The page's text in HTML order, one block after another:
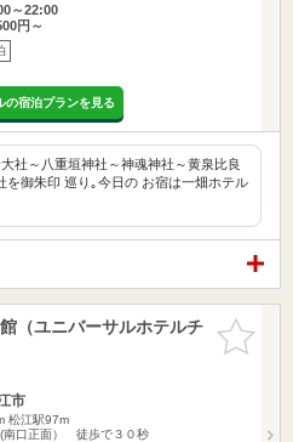
～22:00
円～
の宿泊プランを見る
社～八重垣神社～神魂神社～黄泉比良
を御朱印 巡り｡今日の お宿は一畑ホテル
お気に入
りに追加
（ユニバーサルホテルチ
市
松江駅97m
南口正面） 徒歩で３０秒